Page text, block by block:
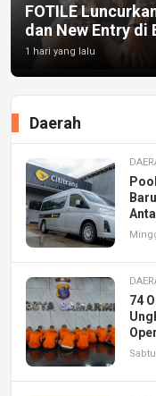
FOTILE
dan New Entry di
1 hari yang lalu
Daerah
74